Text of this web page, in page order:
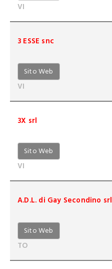
VI
3 ESSE snc
Sito Web
VI
3X srl
Sito Web
VI
A.D.L. di Gay Secondino srl
Sito Web
TO